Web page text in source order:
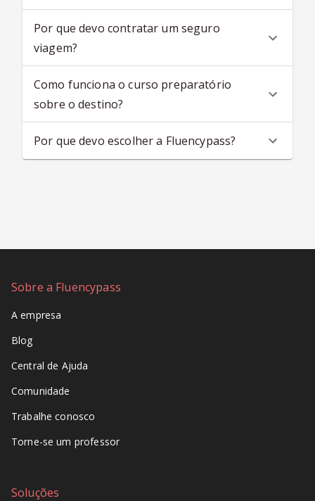
Por que devo contratar um seguro
viagem?
Como funciona o curso preparatório
sobre o destino?
Por que devo escolher a Fluencypass?
Sobre a Fluencypass
A empresa
Blog
Central de Ajuda
Comunidade
Trabalhe conosco
Torne-se um professor
Soluções